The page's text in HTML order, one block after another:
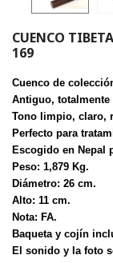
CUENCO
169
Cuenco de
Antiguo, totalmente
Tono limpio, claro,
Perfecto para
Escogido en Nepal
Peso: 1,879 Kg.
Diámetro: 26 cm.
Alto: 11 cm.
Nota: FA.
Baqueta y cojín
El sonido y la foto